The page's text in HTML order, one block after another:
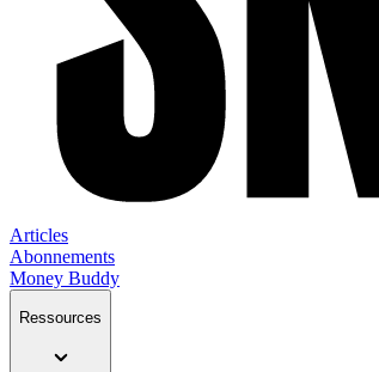
Articles
Abonnements
Money Buddy
Ressources